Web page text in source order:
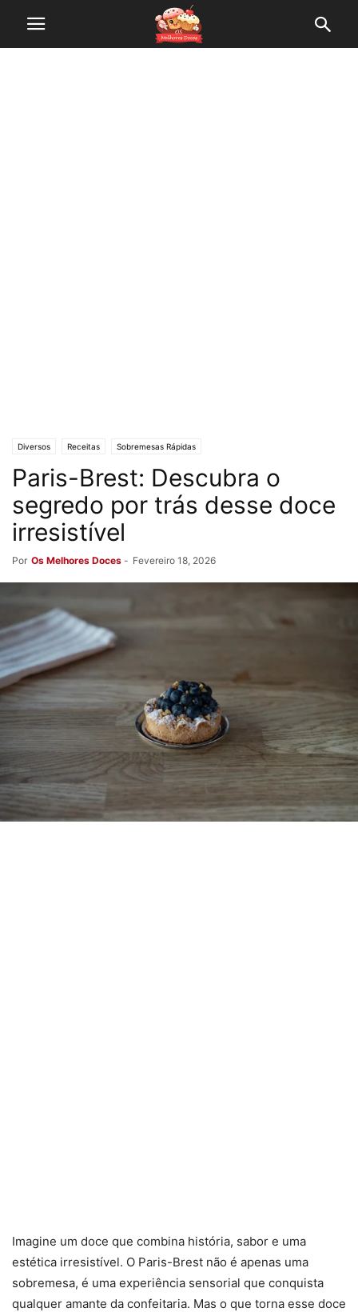
Diversos Receitas Sobremesas Rápidas
Paris-Brest: Descubra o
segredo por trás desse doce
irresistível
Por Os Melhores Doces - Fevereiro 18, 2026
Imagine um doce que combina história, sabor e uma
estética irresistível. O Paris-Brest não é apenas uma
sobremesa, é uma experiência sensorial que conquista
qualquer amante da confeitaria. Mas o que torna esse doce